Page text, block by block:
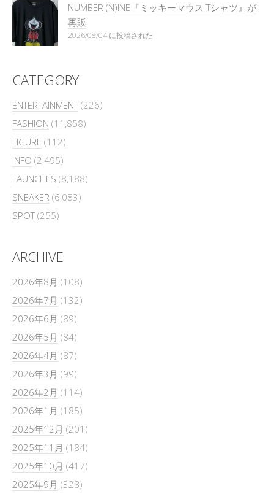
NUMBER (N)INE『ミッキーマウス Tシャツ』が
再販
2026/08/04 に投稿された
CATEGORY
ENTERTAINMENT(226)
FASHION (11,858)
FIGURE (112)
INFO (2,495)
LAUNCHES (8,188)
SNEAKER (6,083)
SPOT(255)
ARCHIVE
2026年8月 (108)
2026年7月 (132)
2026年6月 (89)
2026年5月 (84)
2026年4月 (87)
2026年3月 (99)
2026年2月 (114)
2026年1月 (185)
2025年12月 (201)
2025年11月 (184)
2025年10月 (417)
2025年9月 (328)